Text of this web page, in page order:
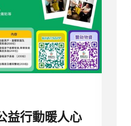
益行動暖人心